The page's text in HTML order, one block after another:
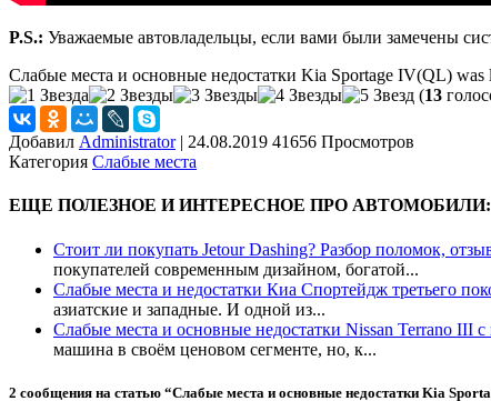
P.S.: Уважаемые автовладельцы, если вами были замечены
Слабые места и основные недостатки Kia Sportage IV(QL) was
(13
Добавил Administrator | 24.08.2019 41656 Просмотров
Категория Слабые места
ЕЩЕ ПОЛЕЗНОЕ И ИНТЕРЕСНОЕ ПРО АВТОМОБИЛИ:
Стоит ли покупать Jetour Dashing? Разбор поломок,
покупателей современным дизайном, богатой...
Слабые места и недостатки Киа Спортейдж третьего
азиатские и западные. И одной из...
Слабые места и основные недостатки Nissan Terrano III с
машина в своём ценовом сегменте, но, к...
2 сообщения на статью “Слабые места и основные недостатки Kia